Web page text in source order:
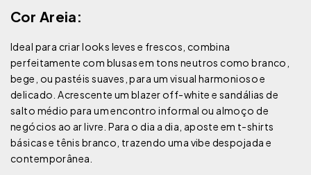
Cor Areia:
Ideal para criar looks leves e frescos, combina
perfeitamente com blusas em tons neutros como branco,
bege, ou pastéis suaves, para um visual harmonioso e
delicado. Acrescente um blazer off-white e sandálias de
salto médio para um encontro informal ou almoço de
negócios ao ar livre. Para o dia a dia, aposte em t-shirts
básicas e tênis branco, trazendo uma vibe despojada e
contemporânea.